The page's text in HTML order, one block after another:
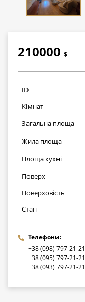
210000 $
6090000грн
ID
Кімнат
Загальна площа
Жила площа
Площа кухні
Поверх
Поверховість
Стан
Телефони:
+38 (098) 797-21-21
+38 (095) 797-21-21
+38 (093) 797-21-21